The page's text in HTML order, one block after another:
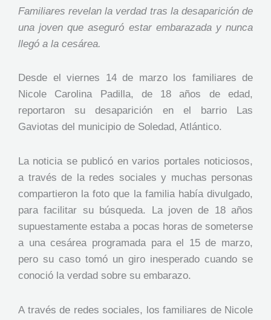
Familiares revelan la verdad tras la desaparición de
una joven que aseguró estar embarazada y nunca
llegó a la cesárea.
Desde el viernes 14 de marzo los familiares de
Nicole Carolina Padilla, de 18 años de edad,
reportaron su desaparición en el barrio Las
Gaviotas del municipio de Soledad, Atlántico.
La noticia se publicó en varios portales noticiosos,
a través de la redes sociales y muchas personas
compartieron la foto que la familia había divulgado,
para facilitar su búsqueda. La joven de 18 años
supuestamente estaba a pocas horas de someterse
a una cesárea programada para el 15 de marzo,
pero su caso tomó un giro inesperado cuando se
conoció la verdad sobre su embarazo.
A través de redes sociales, los familiares de Nicole